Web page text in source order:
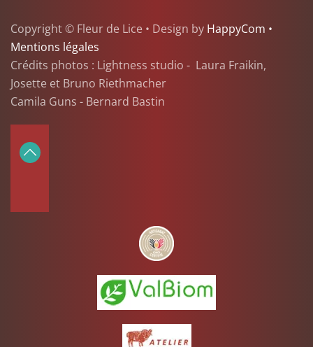
Copyright © Fleur de Lice • Design by HappyCom •
Mentions légales
Crédits photos : Lightness studio - Laura Fraikin,
Josette et Bruno Riethmacher
Camila Guns - Bernard Bastin